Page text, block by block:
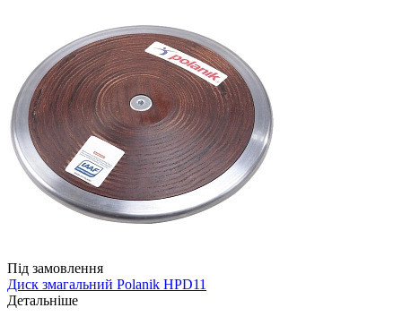
Під замовлення
Диск змагальний Polanik HPD11
Детальніше